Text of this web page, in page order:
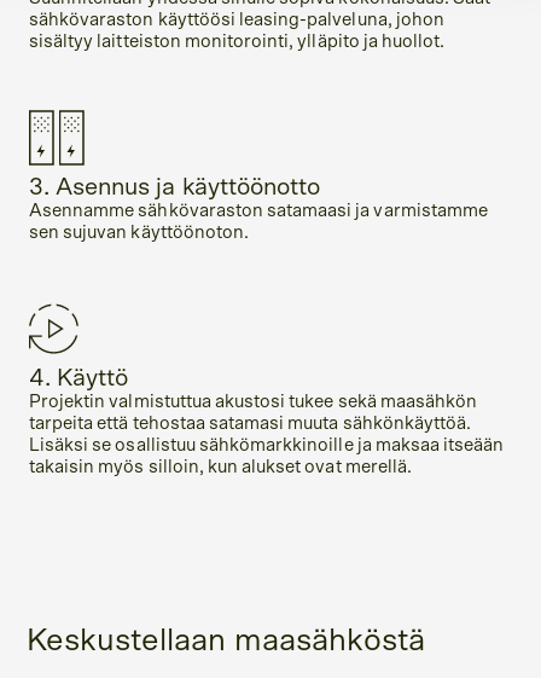
sähkövaraston käyttöösi leasing-palveluna, johon
sisältyy laitteiston monitorointi, ylläpito ja huollot.
3. Asennus ja käyttöönotto
Asennamme sähkövaraston satamaasi ja varmistamme
sen sujuvan käyttöönoton.
4. Käyttö
Projektin valmistuttua akustosi tukee sekä maasähkön
tarpeita että tehostaa satamasi muuta sähkönkäyttöä.
Lisäksi se osallistuu sähkömarkkinoille ja maksaa itseään
takaisin myös silloin, kun alukset ovat merellä.
Keskustellaan maasähköstä